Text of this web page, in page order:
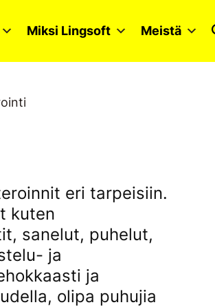
Miksi Lingsoft Meistä
eri tarpeisiin.
kuten
sanelut, puhelut,
ja
ja
olipa puhujia